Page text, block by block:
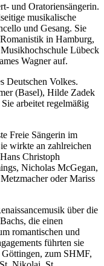
und Oratoriensängerin.
musikalische
und Gesang. Sie
in Hamburg,
Lübeck
Wagner auf.
Deutschen Volkes.
(Basel), Hilde Zadek
arbeitet regelmäßig
Freie Sängerin im
wirkte an zahlreichen
Christoph
Nicholas McGegan,
oder Mariss
über die
die einen
romantischen und
führten sie
zum SHMF,